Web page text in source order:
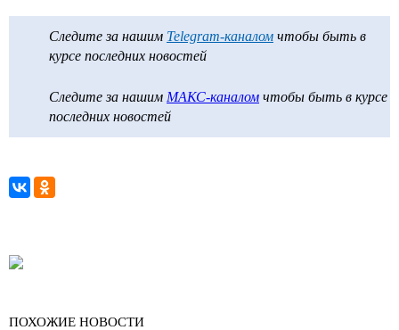
Следите за нашим Telegram-каналом чтобы быть в
курсе последних новостей
Следите за нашим МАКС-каналом чтобы быть в курсе
последних новостей
ПОХОЖИЕ НОВОСТИ